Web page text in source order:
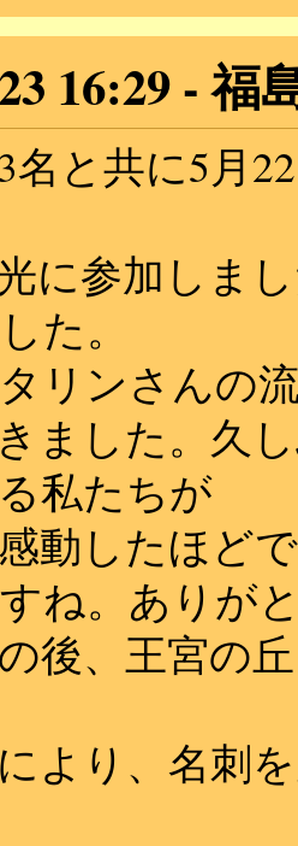
16:29 福
名と共に5月
に参加しま
た。
リンさんの
ました。久
私たちが
動したほど
ね。ありが
後、王宮の
より、名刺